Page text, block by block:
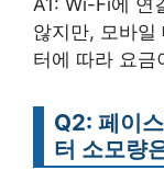
않지만, 모바일
터에 따라 요금
Q2: 페이
터 소모량